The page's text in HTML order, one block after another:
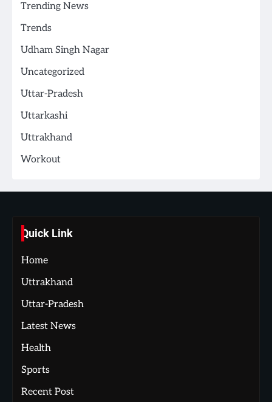
Trending News
Trends
Udham Singh Nagar
Uncategorized
Uttar-Pradesh
Uttarkashi
Uttrakhand
Workout
Quick Link
Home
Uttrakhand
Uttar-Pradesh
Latest News
Health
Sports
Recent Post